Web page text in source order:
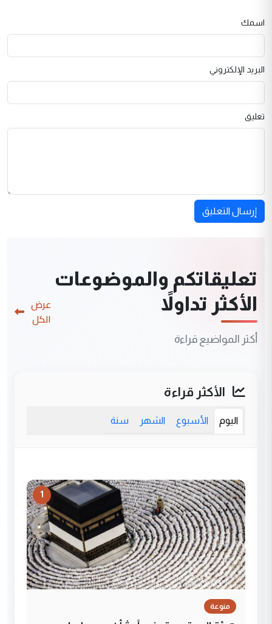
اسمك
البريد الإلكتروني
تعليق
إرسال التعليق
تعليقاتكم والموضوعات
الأكثر تداولاً
أكثر المواضيع قراءة
عرض
الكل
الأكثر قراءة
اليوم الأسبوع الشهر سنة
1
منوعة